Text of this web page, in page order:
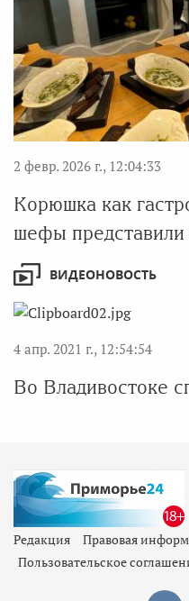
2 февр. 2026 г., 12:04:33
Корюшка как
шефы
ВИДЕОНОВОСТЬ
4 апр. 2021 г., 12:54:54
Во Владивостоке
Редакция Правовая
Пользовательское